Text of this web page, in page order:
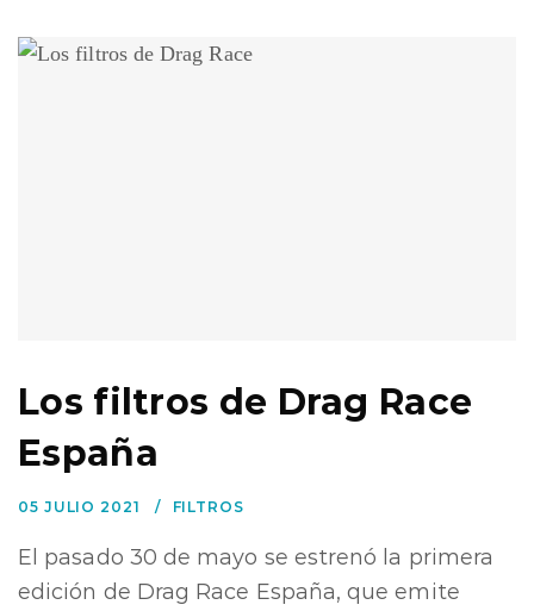
Los filtros de Drag Race
España
05 JULIO 2021 FILTROS
El pasado 30 de mayo se estrenó la primera
edición de Drag Race España, que emite